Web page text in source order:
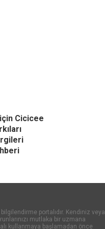
Cicicee
portalıdır. Kendiniz veya
mutlaka bir uzmana
kullanmaya başlamadan önce